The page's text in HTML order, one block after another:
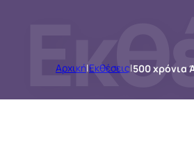
Αρχική|Εκθέσεις|500 χρόνια